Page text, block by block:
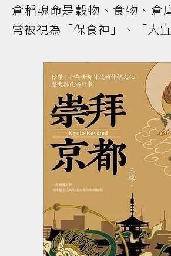
倉稻魂命是穀物、食物、倉
常被視為「保食神」、「大